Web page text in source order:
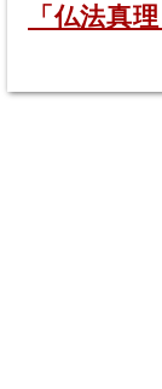
「仏法真